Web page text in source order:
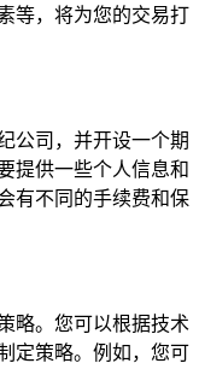
等，将为您的交易打
公司，并开设一个期
提供一些个人信息和
有不同的手续费和保
略。您可以根据技术
定策略。例如，您可